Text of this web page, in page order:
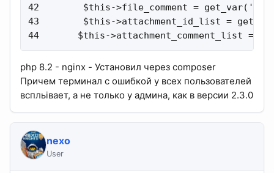
42        $this->file_comment =
43        $this->attachment_id_list =
44       $this->attachment_comment_list =
php 8.2 - nginx - Установил через composer
Причем терминал с ошибкой у всех пользователей
вспльівает, а не только у админа, как в версии 2.3.0
nexo
User